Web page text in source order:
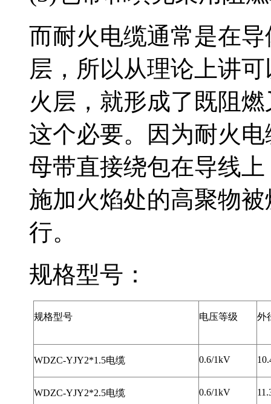
而耐火电缆通常是在
层，所以从理论上
火层，就形成了既
这个必要。因为耐火
母带直接绕包在导线上
施加火焰处的高聚物被
行。
规格型号：
规格型号 电压等级 外
WDZC-YJY2*1.5电缆 0.6/1kV
WDZC-YJY2*2.5电缆 0.6/1kV